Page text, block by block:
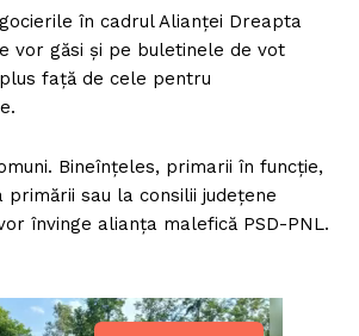
în cadrul Alianţei Dreapta
vor găsi şi pe buletinele de vot
faţă de cele pentru
Bineînţeles, primarii în funcţie,
primării sau la consilii judeţene
învinge alianţa malefică PSD-PNL.